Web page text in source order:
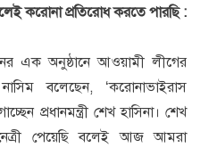
করোনা প্রতিরোধ করতে পারছি :
এক অনুষ্ঠানে আওয়ামী লীগের
বলেছেন, ‘করোনাভাইরাস
প্রধানমন্ত্রী শেখ হাসিনা। শেখ
পেয়েছি বলেই আজ আমরা